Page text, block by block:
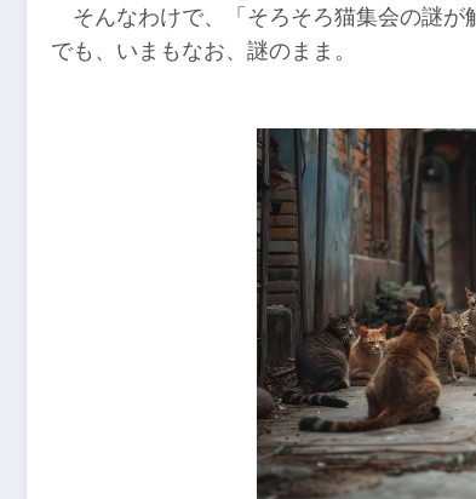
そんなわけで、「そろそろ猫集会の謎が
でも、いまもなお、謎のまま。